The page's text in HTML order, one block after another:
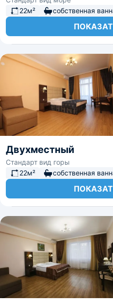
22м²
собственная
Двухместный
Стандарт вид горы
22м²
собственная